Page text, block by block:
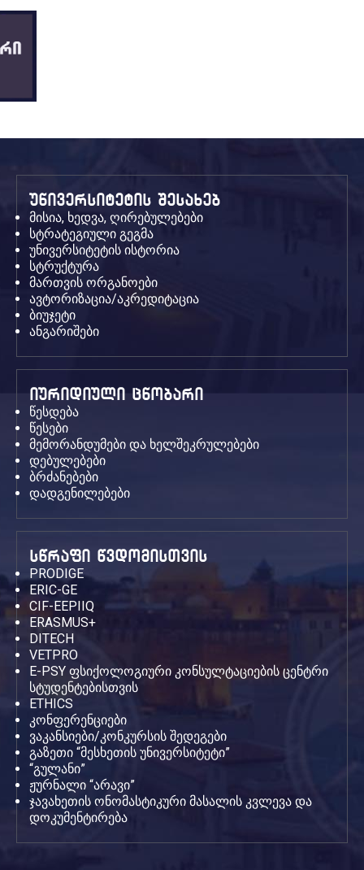
უნივერსიტეტის შესახებ
მისია, ხედვა, ღირებულებები
სტრატეგიული გეგმა
უნივერსიტეტის ისტორია
სტრუქტურა
მართვის ორგანოები
ავტორიზაცია/აკრედიტაცია
ბიუჯეტი
ანგარიშები
იურიდიული ცნობარი
წესდება
წესები
მემორანდუმები და ხელშეკრულებები
დებულებები
ბრძანებები
დადგენილებები
სწრაფი წვდომისთვის
PRODIGE
ERIC-GE
CIF-EEPIIQ
ERASMUS+
DITECH
VETPRO
E-PSY ფსიქოლოგიური კონსულტაციების ცენტრი
სტუდენტებისთვის
ETHICS
კონფერენციები
ვაკანსიები/კონკურსის შედეგები
გაზეთი “მესხეთის უნივერსიტეტი”
“გულანი”
ჟურნალი “არავი”
ჯავახეთის ონომასტიკური მასალის კვლევა და
დოკუმენტირება